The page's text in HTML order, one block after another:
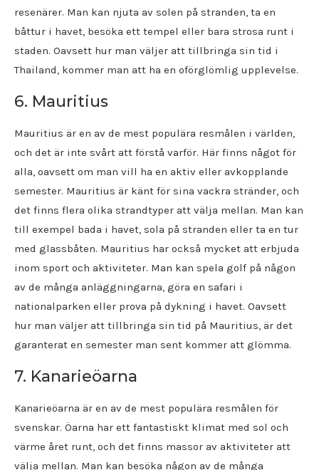
resenärer. Man kan njuta av solen på stranden, ta en
båttur i havet, besöka ett tempel eller bara strosa runt i
staden. Oavsett hur man väljer att tillbringa sin tid i
Thailand, kommer man att ha en oförglömlig upplevelse.
6. Mauritius
Mauritius är en av de mest populära resmålen i världen,
och det är inte svårt att förstå varför. Här finns något för
alla, oavsett om man vill ha en aktiv eller avkopplande
semester. Mauritius är känt för sina vackra stränder, och
det finns flera olika strandtyper att välja mellan. Man kan
till exempel bada i havet, sola på stranden eller ta en tur
med glassbåten. Mauritius har också mycket att erbjuda
inom sport och aktiviteter. Man kan spela golf på någon
av de många anläggningarna, göra en safari i
nationalparken eller prova på dykning i havet. Oavsett
hur man väljer att tillbringa sin tid på Mauritius, är det
garanterat en semester man sent kommer att glömma.
7. Kanarieöarna
Kanarieöarna är en av de mest populära resmålen för
svenskar. Öarna har ett fantastiskt klimat med sol och
värme året runt, och det finns massor av aktiviteter att
välja mellan. Man kan besöka någon av de många